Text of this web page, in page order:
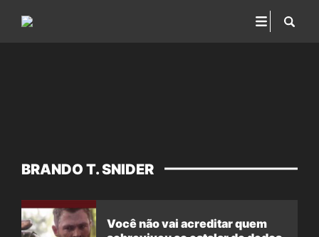
BRANDO T. SNIDER
Você não vai acreditar quem